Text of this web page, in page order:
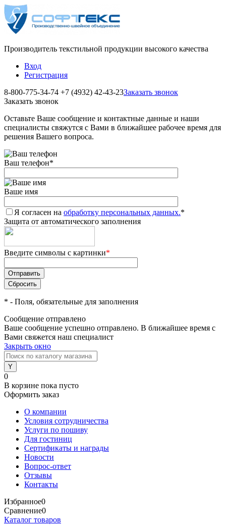
Производитель текстильной продукции высокого качества
Вход
Регистрация
8-800-775-34-74 +7 (4932) 42-43-23Заказать звонок
Заказать звонок
Оставьте Ваше сообщение и контактные данные и наши
специалисты свяжутся с Вами в ближайшее рабочее время для
решения Вашего вопроса.
Ваш телефон*
Ваше имя
Я согласен на обработку персональных данных.*
Защита от автоматического заполнения
Введите символы с картинки*
* - Поля, обязательные для заполнения
Сообщение отправлено
Ваше сообщение успешно отправлено. В ближайшее время с
Вами свяжется наш специалист
Закрыть окно
0
В корзине пока пусто
Оформить заказ
О компании
Условия сотрудничества
Услуги по пошиву
Для гостиниц
Сертификаты и награды
Новости
Вопрос-ответ
Отзывы
Контакты
Избранное0
Сравнение0
Каталог товаров